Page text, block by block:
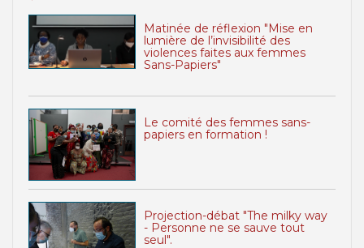
Matinée de réflexion "Mise en
lumière de l’invisibilité des
violences faites aux femmes
Sans-Papiers"
Le comité des femmes sans-
papiers en formation !
Projection-débat "The milky way
- Personne ne se sauve tout
seul".